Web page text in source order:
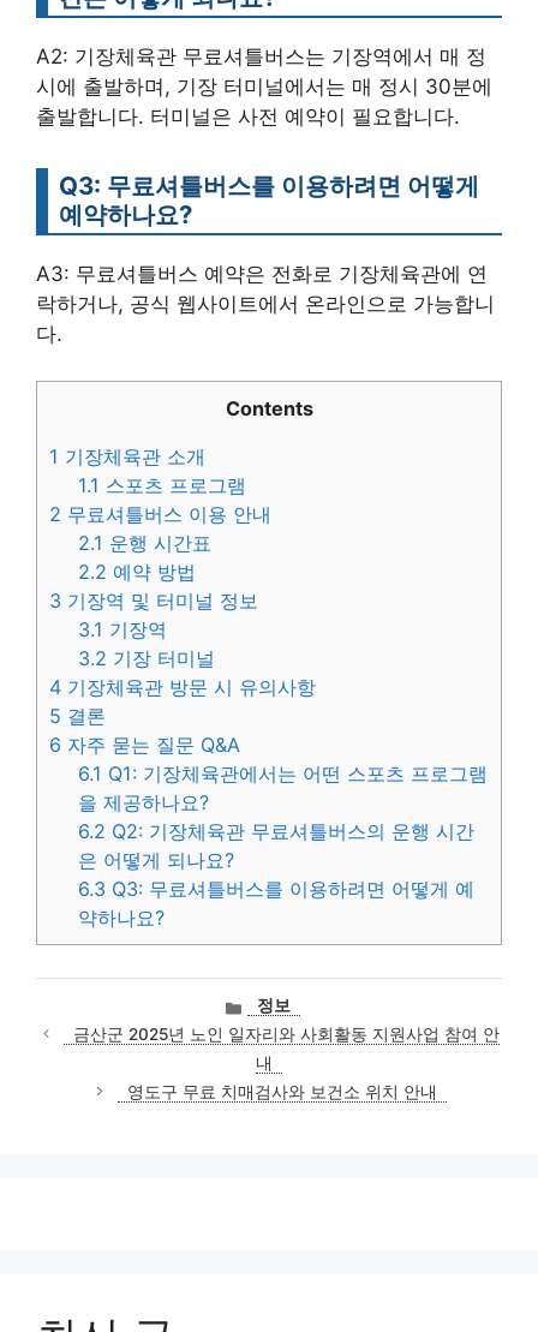
A2: 기장체육관 무료셔틀버스는 기장역에서 매 정
시에 출발하며, 기장 터미널에서는 매 정시 30분에
출발합니다. 터미널은 사전 예약이 필요합니다.
Q3: 무료셔틀버스를 이용하려면 어떻게
예약하나요?
A3: 무료셔틀버스 예약은 전화로 기장체육관에 연
락하거나, 공식 웹사이트에서 온라인으로 가능합니
다.
Contents
1 기장체육관 소개
1.1 스포츠 프로그램
2 무료셔틀버스 이용 안내
2.1 운행 시간표
2.2 예약 방법
3 기장역 및 터미널 정보
3.1 기장역
3.2 기장 터미널
4 기장체육관 방문 시 유의사항
5 결론
6 자주 묻는 질문 Q&A
6.1 Q1: 기장체육관에서는 어떤 스포츠 프로그램
을 제공하나요?
6.2 Q2: 기장체육관 무료셔틀버스의 운행 시간
은 어떻게 되나요?
6.3 Q3: 무료셔틀버스를 이용하려면 어떻게 예
약하나요?
카
테
고
리
정보
금산군 2025년 노인 일자리와 사회활동 지원사업 참여 안
내
영도구 무료 치매검사와 보건소 위치 안내